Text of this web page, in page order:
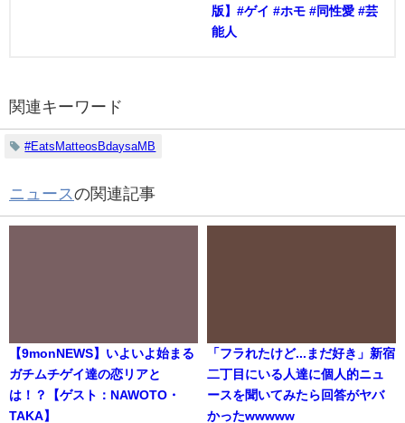
版】#ゲイ #ホモ #同性愛 #芸
能人
関連キーワード
#EatsMatteosBdaysaMB
ニュースの関連記事
【9monNEWS】いよいよ始まる
ガチムチゲイ達の恋リアと
は！？【ゲスト：NAWOTO・
TAKA】
「フラれたけど...まだ好き」新宿
二丁目にいる人達に個人的ニュ
ースを聞いてみたら回答がヤバ
かったwwwww